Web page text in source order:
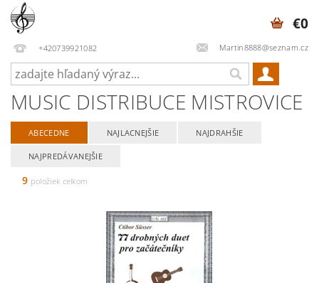
+420739921082 Martin8888@seznam.cz
€0
MUSIC DISTRIBUCE MISTROVICE
ABECEDNE NAJLACNEJŠIE NAJDRAHŠIE
NAJPREDÁVANEJŠIE
9 položiek celkom